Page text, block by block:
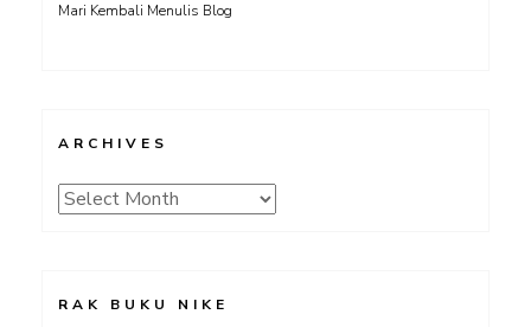
Mari Kembali Menulis Blog
ARCHIVES
Archives
RAK BUKU NIKE